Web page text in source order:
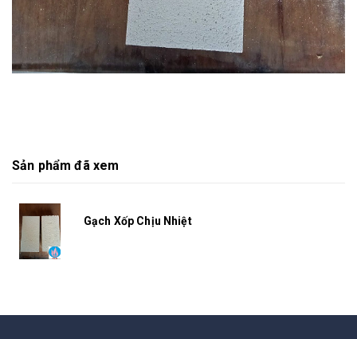
Sản phẩm đã xem
Gạch Xốp Chịu Nhiệt